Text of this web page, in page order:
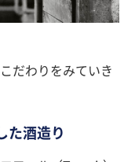
だわりをみていき
た酒造り